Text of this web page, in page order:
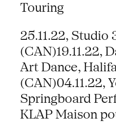
Touring
25.11.22,
(CAN)19.11.22,
Art Dance,
(CAN)04.11.22,
Springboard
KLAP Maison